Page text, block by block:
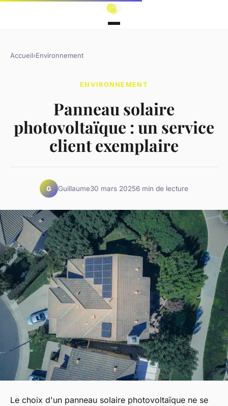
Accueil›Environnement
ENVIRONNEMENT
Panneau solaire
photovoltaïque : un service
client exemplaire
G Guillaume30 mars 20256 min de lecture
Le choix d'un panneau solaire photovoltaïque ne se